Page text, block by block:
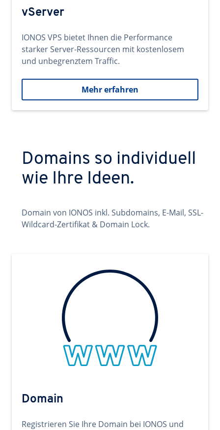
vServer
IONOS VPS bietet Ihnen die Performance
starker Server-Ressourcen mit kostenlosem
und unbegrenztem Traffic.
Mehr erfahren
Domains so individuell
wie Ihre Ideen.
Domain von IONOS inkl. Subdomains, E-Mail, SSL-
Wildcard-Zertifikat & Domain Lock.
Domain
Registrieren Sie Ihre Domain bei IONOS und